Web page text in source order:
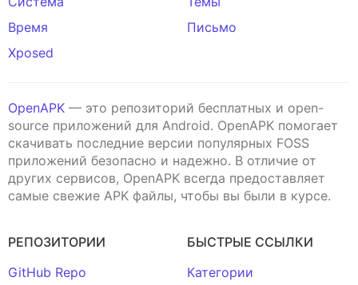
Время
Письмо
Xposed
OpenAPK — это репозиторий бесплатных и open-
source приложений для Android. OpenAPK помогает
скачивать последние версии популярных FOSS
приложений безопасно и надежно. В отличие от
других сервисов, OpenAPK всегда предоставляет
самые свежие APK файлы, чтобы вы были в курсе.
РЕПОЗИТОРИИ
GitHub Repo
БЫСТРЫЕ ССЫЛКИ
Категории